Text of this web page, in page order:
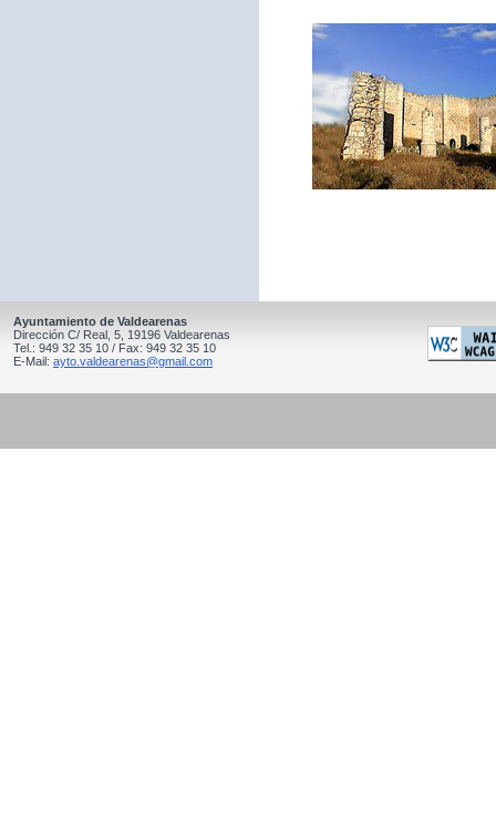
Ayuntamiento de Valdearenas
Dirección C/ Real, 5, 19196 Valdearenas
Tel.: 949 32 35 10 / Fax: 949 32 35 10
E-Mail: ayto.valdearenas@gmail.com